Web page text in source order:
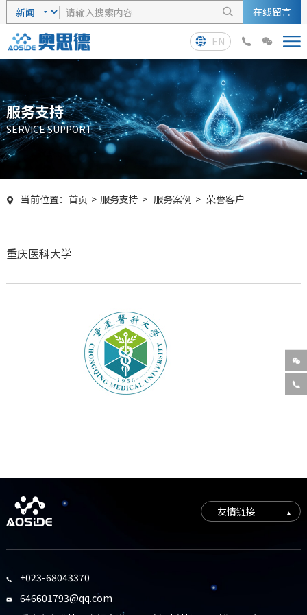
 在线留言
 EN  
服务支持
SERVICE SUPPORT
 当前位置： 首页 > 服务支持 > 服务案例 > 荣誉客户
重庆医科大学


友情链接
 +023-68043370

646601793@qq.com